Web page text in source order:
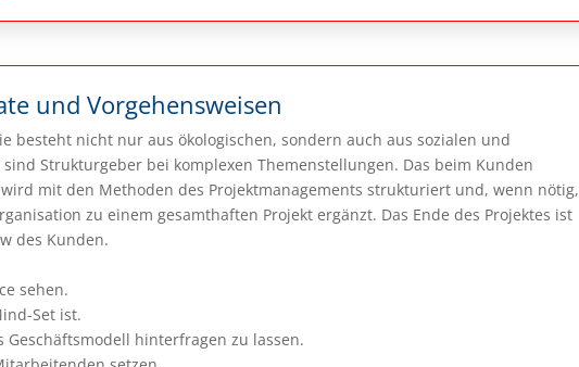
und Vorgehensweisen
besteht nicht nur aus ökologischen, sondern auch aus sozialen und
Strukturgeber bei komplexen Themenstellungen. Das beim Kunden
mit den Methoden des Projektmanagements strukturiert und, wenn nötig,
zu einem gesamthaften Projekt ergänzt. Das Ende des Projektes ist
des Kunden.
sehen.
Set ist.
Geschäftsmodell hinterfragen zu lassen.